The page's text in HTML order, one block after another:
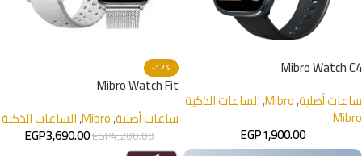
Mibro Watch C4
ساعات أصلية,
Mibro
,الساعات الذكية
Mibro
EGP1,900.00
-12%
Mibro Watch Fit
ساعات أصلية,
Mibro
,الساعات الذكية
EGP4,200.00
EGP3,690.00